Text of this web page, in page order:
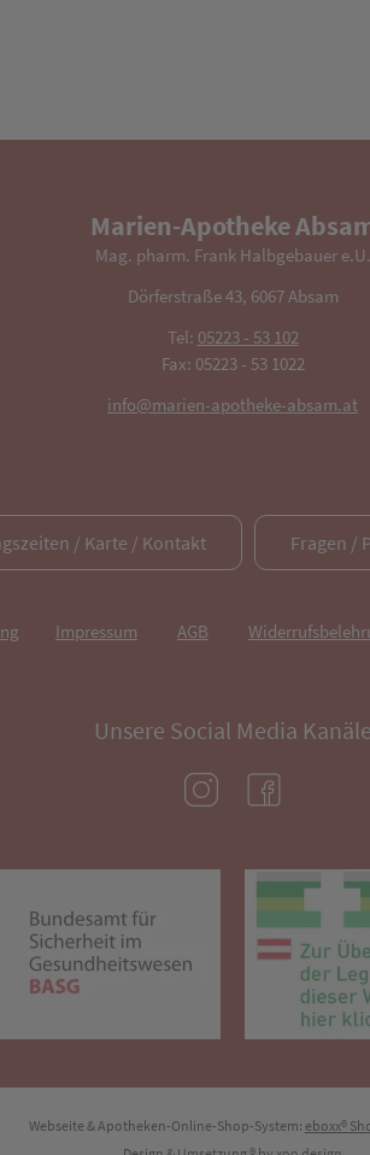
Marien-Apotheke
Mag. pharm. Frank Halbgebauer e.U.
Dörferstraße 43, 6067 Absam
Tel: 05223 - 53 102
Fax: 05223 - 53 1022
info@marien-apotheke-absam.at
/ Karte / Kontakt Fragen /
Impressum AGB
Unsere Social Media Kanäle
(öffnet in neuem
(öffnet in neuem
Webseite & Apotheken-Online-Shop-System: eboxx®